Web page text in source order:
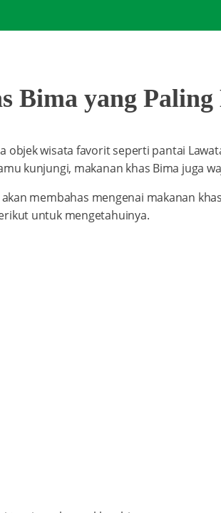
Bima yang
objek wisata favorit seperti pantai
kunjungi, makanan khas Bima juga
akan membahas mengenai makanan
untuk mengetahuinya.